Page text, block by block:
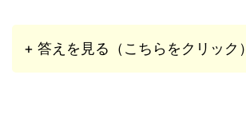
+ 答えを見る（こちらをクリック）